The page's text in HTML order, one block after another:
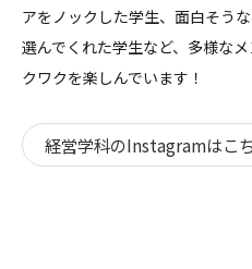
アをノックした学生、面白そう
選んでくれた学生など、多様な
クワクを楽しんでいます！
経営学科のInstagramはこ